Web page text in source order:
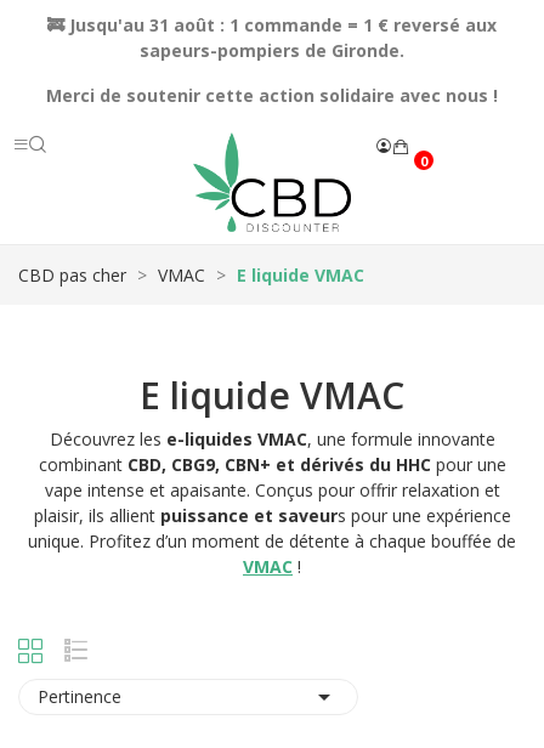
🚒 Jusqu'au 31 août : 1 commande = 1 € reversé aux
sapeurs-pompiers de Gironde.
Merci de soutenir cette action solidaire avec nous !
0
CBD pas cher VMAC E liquide VMAC
E liquide VMAC
Découvrez les e-liquides VMAC, une formule innovante
combinant CBD, CBG9, CBN+ et dérivés du HHCpour une
vape intense et apaisante. Conçus pour offrir relaxation et
plaisir, ils allient puissance et saveurs pour une expérience
unique. Profitez d’un moment de détente à chaque bouffée de
VMAC !
Pertinence 